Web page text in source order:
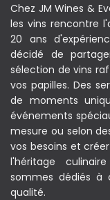
Chez JM Wines &
les vins rencontre
20 ans
décidé de
sélection de vins
vos papilles. Des
de moments
événements
mesure ou selon
vos besoins et
l'héritage
sommes dédiés à
qualité.